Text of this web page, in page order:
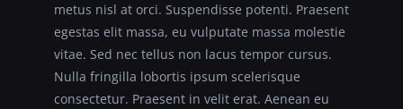
metus nisl at orci. Suspendisse potenti. Praesent
egestas elit massa, eu vulputate massa molestie
vitae. Sed nec tellus non lacus tempor cursus.
Nulla fringilla lobortis ipsum scelerisque
consectetur. Praesent in velit erat. Aenean eu